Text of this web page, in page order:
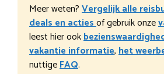
Meer weten?Vergelijk alle
deals en actiesof gebruik onze
leest hier ook
vakantie informatie,het
nuttigeFAQ.